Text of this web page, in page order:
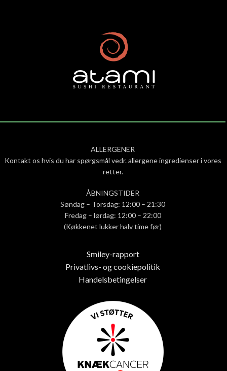
ALLERGENER
Kontakt os hvis du har spørgsmål vedr. allergene ingredienser i vores
retter.
ÅBNINGSTIDER
Søndag – Torsdag: 12:00 – 21:30
Fredag – lørdag: 12:00 – 22:00
(Køkkenet lukker halv time før)
Smiley-rapport
Privatlivs- og cookiepolitik
Handelsbetingelser